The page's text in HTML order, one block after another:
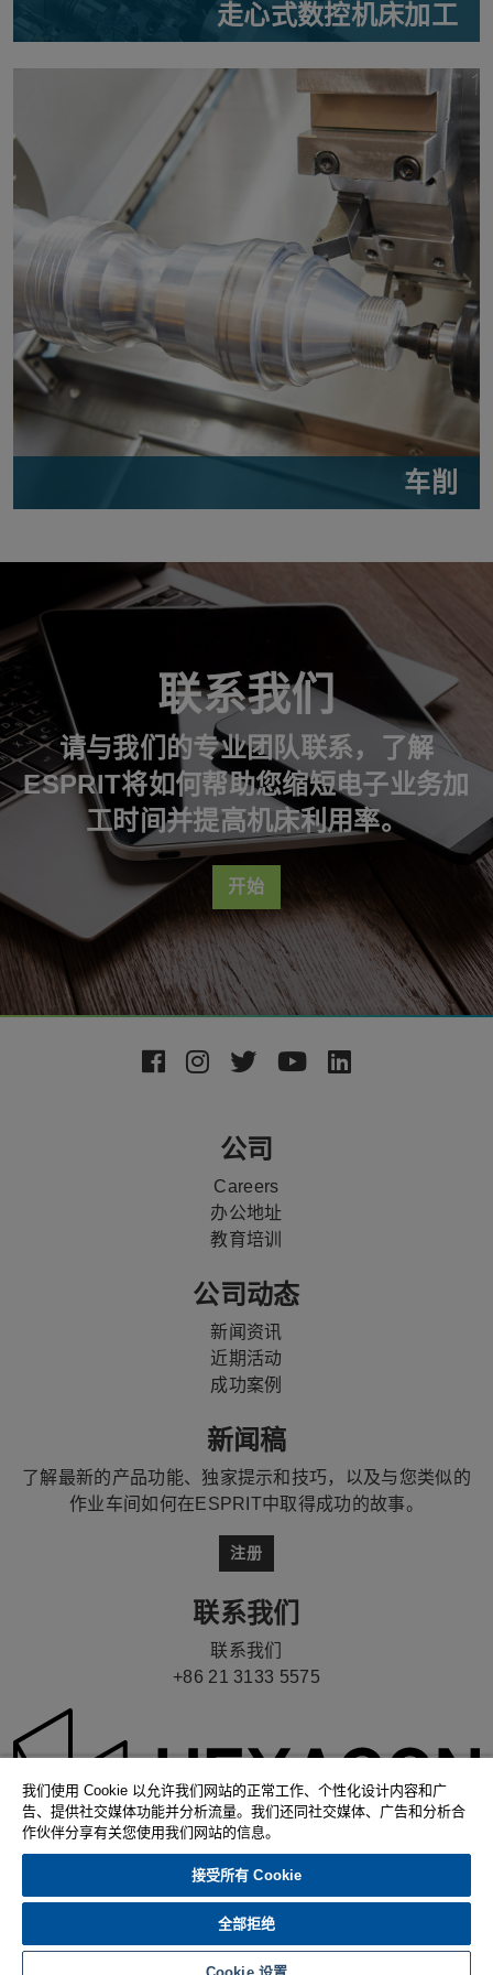
走心式数控机床加工
车削
联系我们
请与我们的专业团队联系，了解
ESPRIT将如何帮助您缩短电子业务加
工时间并提高机床利用率。
开始
公司
Careers
办公地址
教育培训
公司动态
新闻资讯
近期活动
成功案例
新闻稿
了解最新的产品功能、独家提示和技巧，以及与您类似的
作业车间如何在ESPRIT中取得成功的故事。
注册
联系我们
联系我们
+86 21 3133 5575
© 2026 Hexagon AB and/or its subsidiaries. |隐私政
Ethics & Compliance Reporting
System|Cookie 偏好
我们使用 Cookie 以允许我们网站的正常工作、个性化设计内容和广
告、提供社交媒体功能并分析流量。我们还同社交媒体、广告和分析合
作伙伴分享有关您使用我们网站的信息。
接受所有 Cookie
全部拒绝